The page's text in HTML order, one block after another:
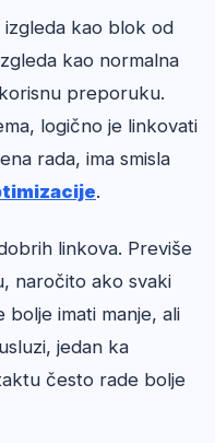
kao blok od
kao normalna
preporuku.
logično je linkovati
rada, ima smisla
.
linkova. Previše
naročito ako svaki
bolje imati manje, ali
jedan ka
često rade bolje